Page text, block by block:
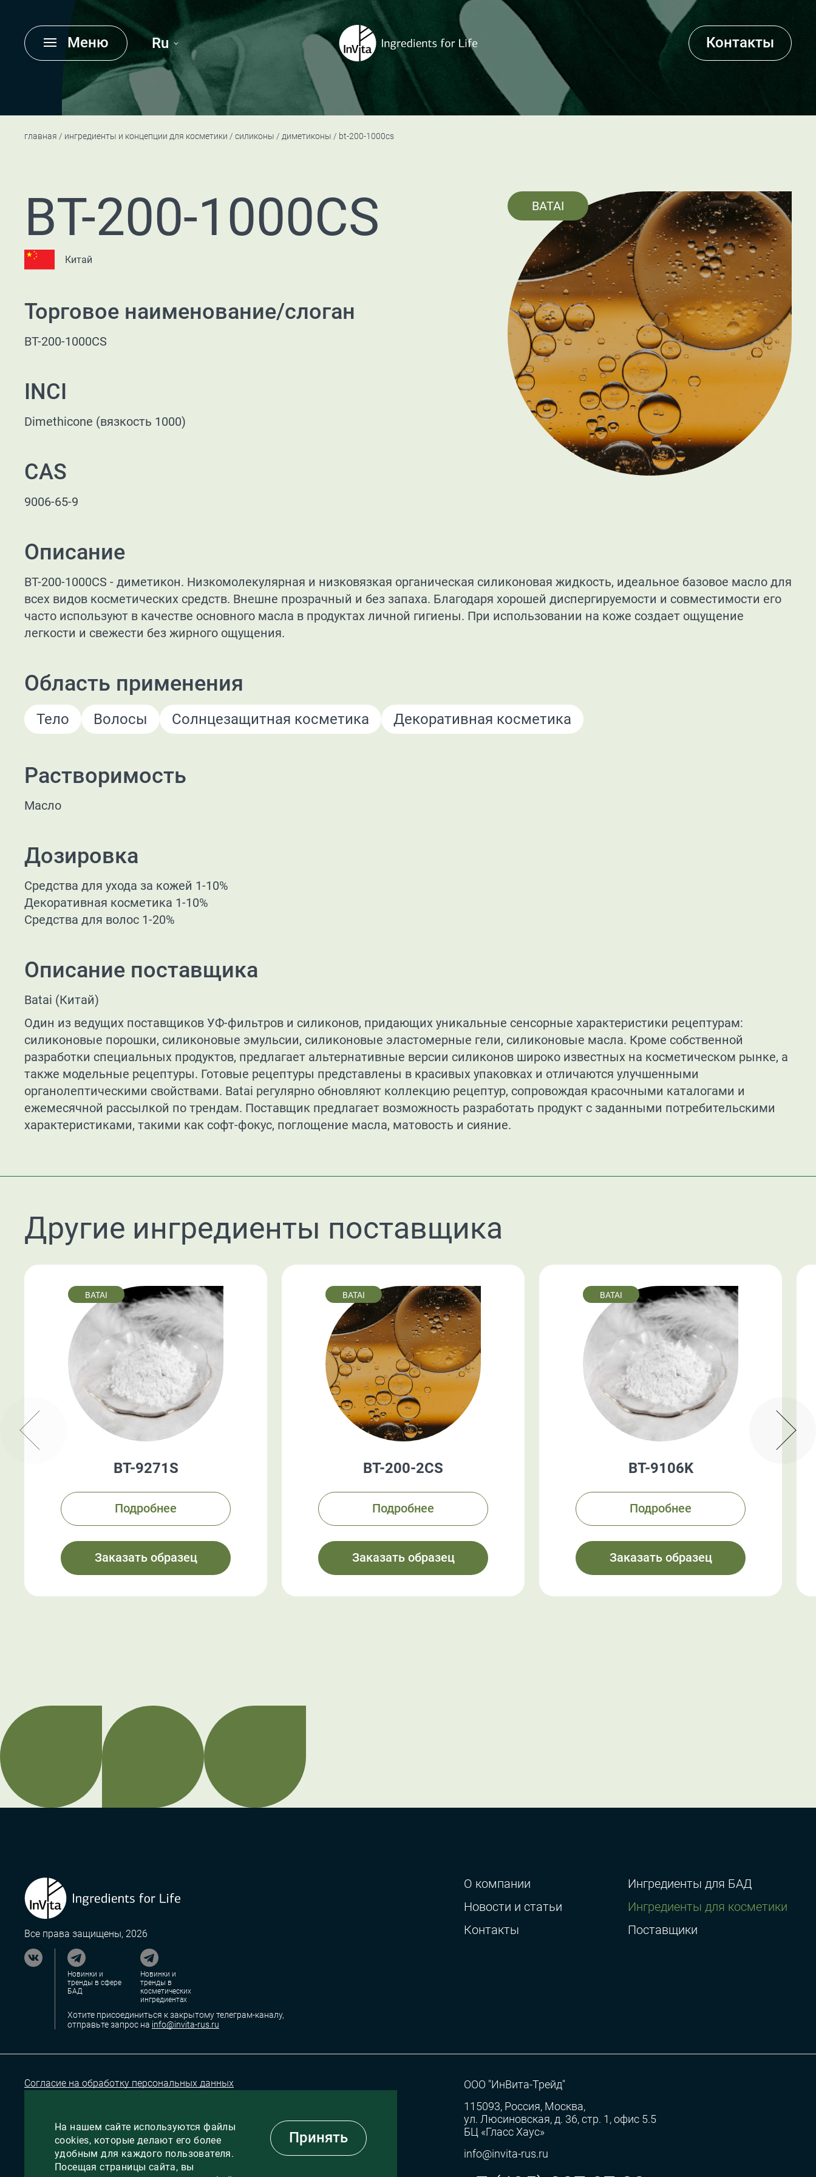
Меню Ru Контакты
главная ингредиенты и концепции для косметики силиконы диметиконы bt-200-1000cs
BT-200-1000CS
Китай
BATAI
Торговое наименование/слоган
BT-200-1000CS
INCI
Dimethicone (вязкость 1000)
CAS
9006-65-9
Описание
BT-200-1000CS - диметикон. Низкомолекулярная и низковязкая органическая силиконовая жидкость, идеальное базовое масло для
всех видов косметических средств. Внешне прозрачный и без запаха. Благодаря хорошей диспергируемости и совместимости его
часто используют в качестве основного масла в продуктах личной гигиены. При использовании на коже создает ощущение
легкости и свежести без жирного ощущения.
Область применения
Тело Волосы Солнцезащитная косметика Декоративная косметика
Растворимость
Масло
Дозировка
Средства для ухода за кожей 1-10%
Декоративная косметика 1-10%
Средства для волос 1-20%
Описание поставщика
Batai (Китай)
Один из ведущих поставщиков УФ-фильтров и силиконов, придающих уникальные сенсорные характеристики рецептурам:
силиконовые порошки, силиконовые эмульсии, силиконовые эластомерные гели, силиконовые масла. Кроме собственной
разработки специальных продуктов, предлагает альтернативные версии силиконов широко известных на косметическом рынке, а
также модельные рецептуры. Готовые рецептуры представлены в красивых упаковках и отличаются улучшенными
органолептическими свойствами. Batai регулярно обновляют коллекцию рецептур, сопровождая красочными каталогами и
ежемесячной рассылкой по трендам. Поставщик предлагает возможность разработать продукт с заданными потребительскими
характеристиками, такими как софт-фокус, поглощение масла, матовость и сияние.
Другие ингредиенты поставщика
BATAI
BT-9271S
Подробнее
Заказать образец
BATAI
BT-200-2CS
Подробнее
Заказать образец
BATAI
BT-9106K
Подробнее
Заказать образец
Новинки и
тренды в сфере
БАД
Новинки и
тренды в
косметических
ингредиентах
Хотите присоединиться к закрытому телеграм-каналу,
отправьте запрос на info@invita-rus.ru
О компании
Новости и статьи
Контакты
Ингредиенты для БАД
Ингредиенты для косметики
Поставщики
ООО "ИнВита-Трейд"
115093, Россия, Москва,
ул. Люсиновская, д. 36, стр. 1, офис 5.5
БЦ «Гласс Хаус»
info@invita-rus.ru
Согласие на обработку персональных данных
Все права защищены, 2026
На нашем сайте используются файлы
cookies, которые делают его более
удобным для каждого пользователя.
Посещая страницы сайта, вы
Принять